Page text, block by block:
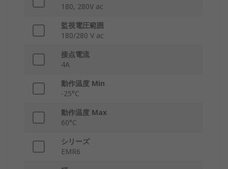
180, 280V ac
監視電圧範囲
180/280 V ac
接点電流
4A
動作温度 Min
-25°C
動作温度 Max
60°C
シリーズ
EMR6